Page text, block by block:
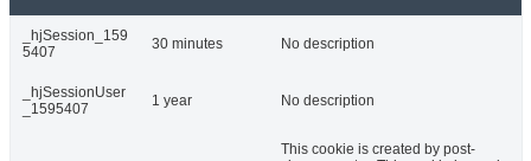
_hjSession_159
5407
30 minutes No description
_hjSessionUser
_1595407
1 year No description
This cookie is created by post-